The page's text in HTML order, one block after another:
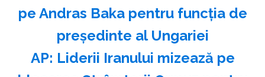
pe Andras Baka pentru funcţia de
preşedinte al Ungariei
AP: Liderii Iranului mizează pe